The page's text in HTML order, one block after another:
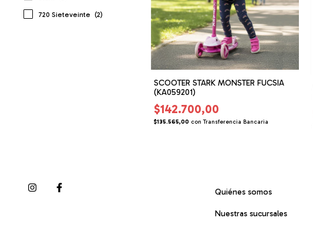
720 Sieteveinte (2)
SCOOTER STARK MONSTER FUCSIA
(KA059201)
$142.700,00
$135.565,00 con Transferencia Bancaria
Quiénes somos
Nuestras sucursales